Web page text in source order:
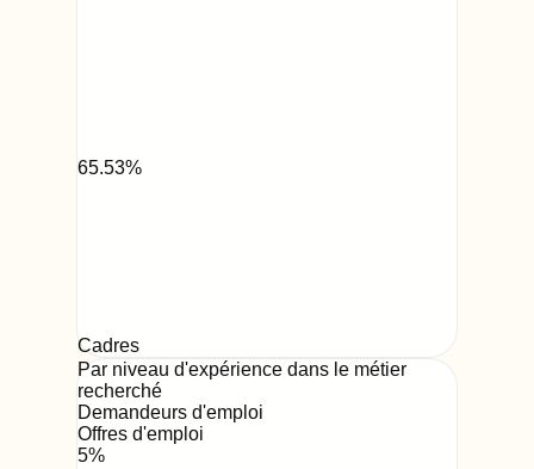
65.53%
Cadres
Par niveau d'expérience dans le métier
recherché
Demandeurs d'emploi
Offres d'emploi
5%